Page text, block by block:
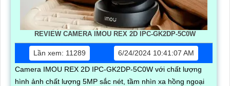
REVIEW CAMERA IMOU REX 2D IPC-GK2DP-5C0W
Lần xem: 11289
6/24/2024 10:41:07 AM
Camera IMOU REX 2D IPC-GK2DP-5C0W với chất lượng
hình ảnh chất lượng 5MP sắc nét, tầm nhìn xa hồng ngoại